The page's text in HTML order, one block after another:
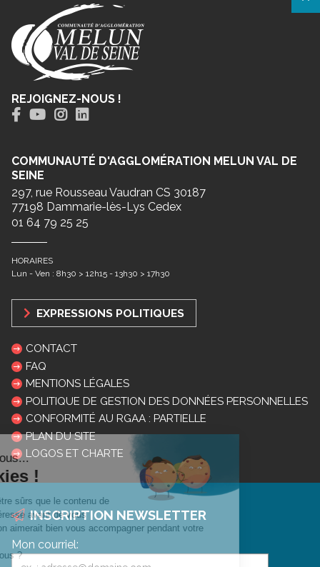
REJOIGNEZ-NOUS !
COMMUNAUTÉ D'AGGLOMÉRATION MELUN VAL DE
SEINE
297, rue Rousseau Vaudran CS 30187
77198 Dammarie-lès-Lys Cedex
01 64 79 25 25
HORAIRES
Lun - Ven : 8h30 > 12h15 - 13h30 > 17h30
EXPRESSIONS POLITIQUES
CONTACT
FAQ
MENTIONS LÉGALES
POLITIQUE DE GESTION DES DONNÉES PERSONNELLES
CONFORMITÉ AU RGAA : PARTIELLE
PLAN DU SITE
LOGOS ET CHARTE
INSCRIPTION NEWSLETTER
Mon courriel: